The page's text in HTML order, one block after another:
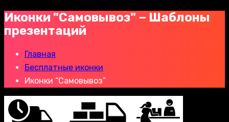
Иконки "Самовывоз" − Шаблоны
презентаций
Главная
Бесплатные иконки
Иконки “Самовывоз”